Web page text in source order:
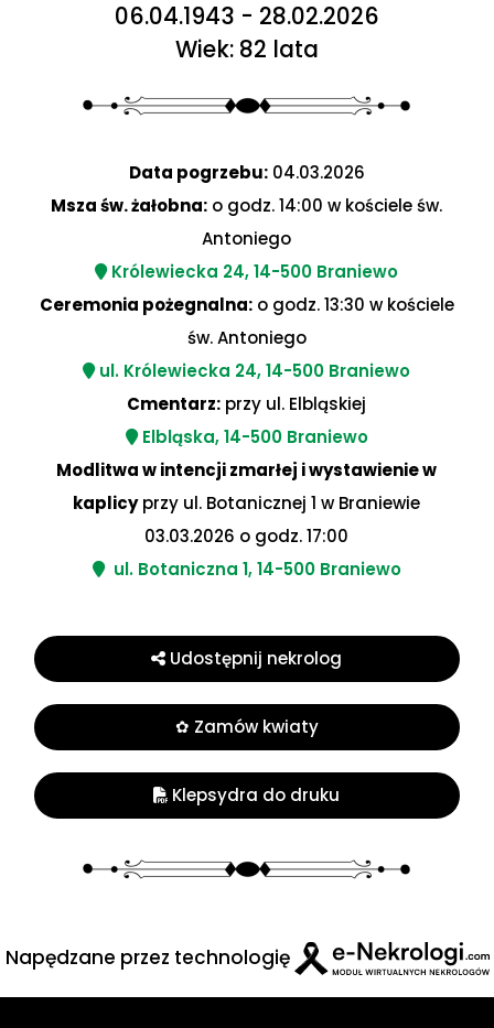
06.04.1943 - 28.02.2026
Wiek: 82 lata
Data pogrzebu:04.03.2026
Msza św. żałobna: o godz. 14:00 w kościele św.
Antoniego
Królewiecka 24, 14-500 Braniewo
Ceremonia pożegnalna:o godz. 13:30 w kościele
św. Antoniego
ul. Królewiecka 24, 14-500 Braniewo
Cmentarz: przy ul. Elbląskiej
Elbląska, 14-500 Braniewo
Modlitwa w intencji zmarłej i wystawienie w
kaplicyprzy ul. Botanicznej 1 w Braniewie
03.03.2026 o godz. 17:00
ul. Botaniczna 1, 14-500 Braniewo
Udostępnij nekrolog
✿ Zamów kwiaty
Klepsydra do druku
Napędzane przez technologię